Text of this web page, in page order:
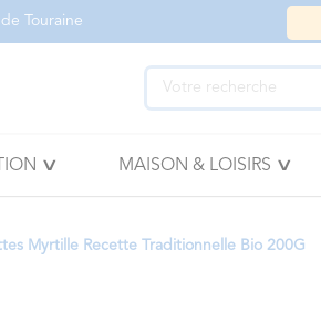
Touraine
MAISON & LOISIRS
Myrtille Recette Traditionnelle Bio 200G